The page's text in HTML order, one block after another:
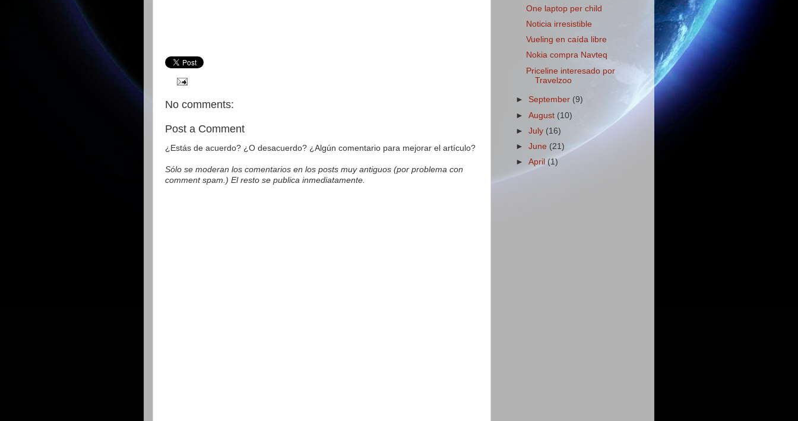
No comments:
Post a Comment
¿Estás de acuerdo? ¿O desacuerdo? ¿Algún comentario para mejorar el artículo?
Sólo se moderan los comentarios en los posts muy antiguos (por problema con
comment spam.) El resto se publica inmediatamente.
One laptop per child
Noticia irresistible
Vueling en caída libre
Nokia compra Navteq
Priceline interesado por
Travelzoo
► September (9)
►August (10)
►July (16)
►June (21)
►April (1)